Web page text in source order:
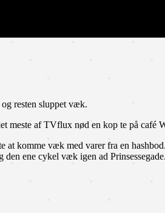
resten sluppet væk.
meste af TVflux nød en kop te på
at komme væk med varer fra en
ene cykel væk igen ad Prinsessegade.